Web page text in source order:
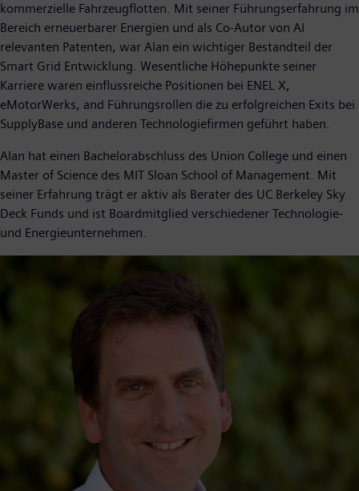
kommerzielle Fahrzeugflotten. Mit seiner Führungserfahrung im
Bereich erneuerbarer Energien und als Co-Autor von AI
relevanten Patenten, war Alan ein wichtiger Bestandteil der
Smart Grid Entwicklung. Wesentliche Höhepunkte seiner
Karriere waren einflussreiche Positionen bei ENEL X,
eMotorWerks, and Führungsrollen die zu erfolgreichen Exits bei
SupplyBase und anderen Technologiefirmen geführt haben.
Alan hat einen Bachelorabschluss des Union College und einen
Master of Science des MIT Sloan School of Management. Mit
seiner Erfahrung trägt er aktiv als Berater des UC Berkeley Sky
Deck Funds und ist Boardmitglied verschiedener Technologie-
und Energieunternehmen.